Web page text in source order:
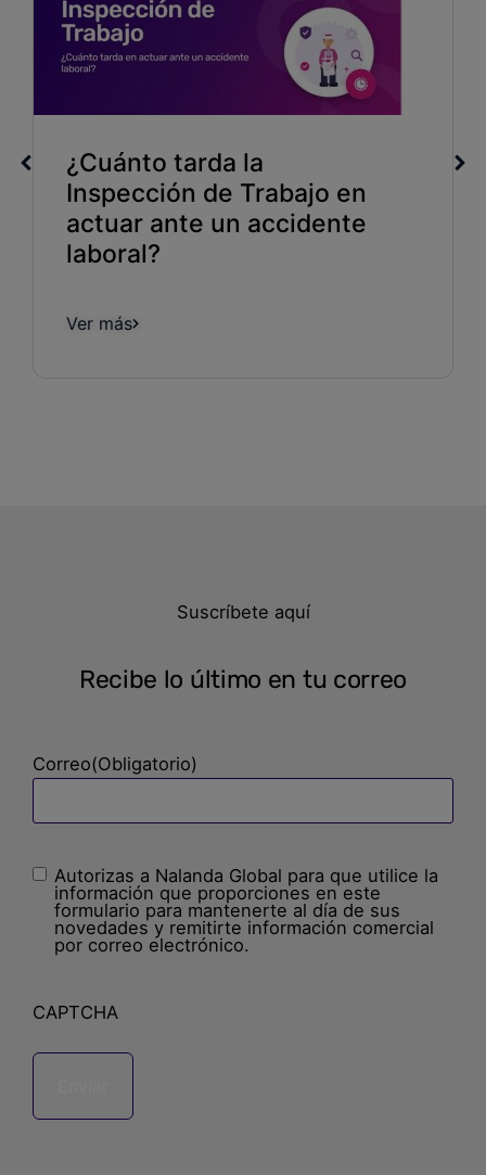
¿Cuánto tarda la
Inspección de Trabajo en
actuar ante un accidente
laboral?
Ver más
Suscríbete aquí
Recibe lo último en tu correo
Correo(Obligatorio)
Sin
nombre(Obligatorio)
Autorizas a Nalanda Global para que utilice la
información que proporciones en este
formulario para mantenerte al día de sus
novedades y remitirte información comercial
por correo electrónico.
CAPTCHA